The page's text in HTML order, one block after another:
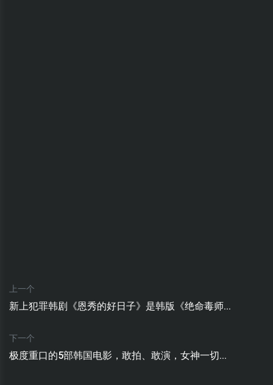
上一个
新上犯罪韩剧《恩秀的好日子》是韩版《绝命毒师...
下一个
极度重口的5部韩国电影，敢拍、敢演，女神一切...